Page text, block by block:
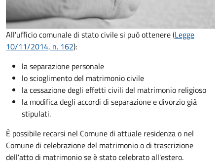
All'ufficio comunale di stato civile si può ottenere (Legge
10/11/2014, n. 162):
la separazione personale
lo scioglimento del matrimonio civile
la cessazione degli effetti civili del matrimonio religioso
la modifica degli accordi di separazione e divorzio già
stipulati.
È possibile recarsi nel Comune di attuale residenza o nel
Comune di celebrazione del matrimonio o di trascrizione
dell’atto di matrimonio se è stato celebrato all'estero.